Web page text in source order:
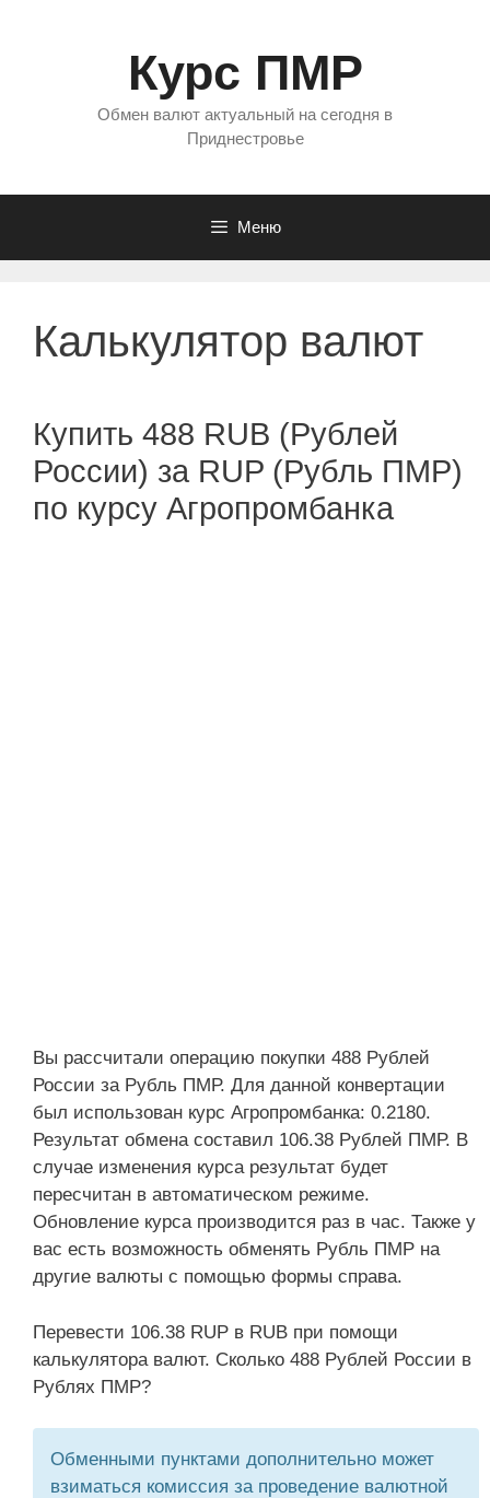
Курс ПМР
Обмен валют актуальный на сегодня в
Приднестровье
Меню
Калькулятор валют
Купить 488 RUB (Рублей
России) за RUP (Рубль ПМР)
по курсу Агропромбанка
Вы рассчитали операцию покупки 488 Рублей
России за Рубль ПМР. Для данной конвертации
был использован курс Агропромбанка: 0.2180.
Результат обмена составил 106.38 Рублей ПМР. В
случае изменения курса результат будет
пересчитан в автоматическом режиме.
Обновление курса производится раз в час. Также у
вас есть возможность обменять Рубль ПМР на
другие валюты с помощью формы справа.
Перевести 106.38 RUP в RUB при помощи
калькулятора валют. Сколько 488 Рублей России в
Рублях ПМР?
Обменными пунктами дополнительно может
взиматься комиссия за проведение валютной